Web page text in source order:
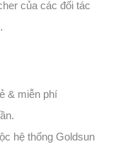
của các đối tác
& miễn phí
hệ thống Goldsun